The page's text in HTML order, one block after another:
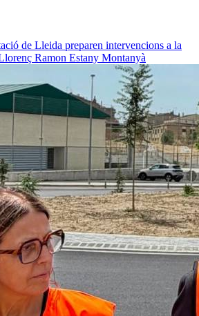
de Lleida preparen intervencions a la
Ramon Estany Montanyà